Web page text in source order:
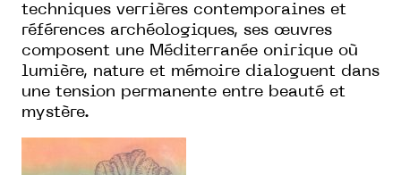
techniques verrières contemporaines et
références archéologiques, ses œuvres
composent une Méditerranée onirique où
lumière, nature et mémoire dialoguent dans
une tension permanente entre beauté et
mystère.